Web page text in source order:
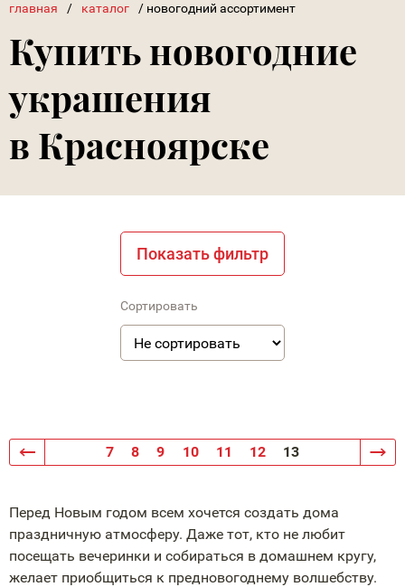
главная / каталог / новогодний ассортимент
Купить новогодние
украшения
в Красноярске
7 8 9 10 11 12 13
Перед Новым годом всем хочется создать дома
праздничную атмосферу. Даже тот, кто не любит
посещать вечеринки и собираться в домашнем кругу,
желает приобщиться к предновогоднему волшебству.
Показать фильтр
Сортировать